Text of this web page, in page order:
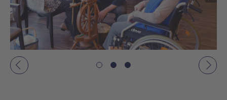
Vorheriges